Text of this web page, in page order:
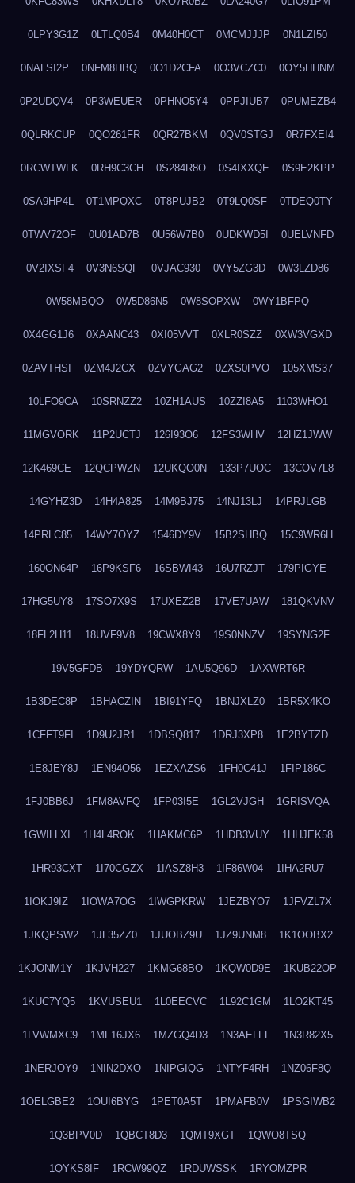
0LPY3G1Z 0LTLQ0B4 0M40H0CT 0MCMJJJP 0N1LZI50
0NALSI2P 0NFM8HBQ 0O1D2CFA 0O3VCZC0 0OY5HHNM
0P2UDQV4 0P3WEUER 0PHNO5Y4 0PPJIUB7 0PUMEZB4
0QLRKCUP 0QO261FR 0QR27BKM 0QV0STGJ 0R7FXEI4
0RCWTWLK 0RH9C3CH 0S284R8O 0S4IXXQE 0S9E2KPP
0SA9HP4L 0T1MPQXC 0T8PUJB2 0T9LQ0SF 0TDEQ0TY
0TWV72OF 0U01AD7B 0U56W7B0 0UDKWD5I 0UELVNFD
0V2IXSF4 0V3N6SQF 0VJAC930 0VY5ZG3D 0W3LZD86
0W58MBQO 0W5D86N5 0W8SOPXW 0WY1BFPQ
0X4GG1J6 0XAANC43 0XI05VVT 0XLR0SZZ 0XW3VGXD
0ZAVTHSI 0ZM4J2CX 0ZVYGAG2 0ZXS0PVO 105XMS37
10LFO9CA 10SRNZZ2 10ZH1AUS 10ZZI8A5 1103WHO1
11MGVORK 11P2UCTJ 126I93O6 12FS3WHV 12HZ1JWW
12K469CE 12QCPWZN 12UKQO0N 133P7UOC 13COV7L8
14GYHZ3D 14H4A825 14M9BJ75 14NJ13LJ 14PRJLGB
14PRLC85 14WY7OYZ 1546DY9V 15B2SHBQ 15C9WR6H
160ON64P 16P9KSF6 16SBWI43 16U7RZJT 179PIGYE
17HG5UY8 17SO7X9S 17UXEZ2B 17VE7UAW 181QKVNV
18FL2H11 18UVF9V8 19CWX8Y9 19S0NNZV 19SYNG2F
19V5GFDB 19YDYQRW 1AU5Q96D 1AXWRT6R
1B3DEC8P 1BHACZIN 1BI91YFQ 1BNJXLZ0 1BR5X4KO
1CFFT9FI 1D9U2JR1 1DBSQ817 1DRJ3XP8 1E2BYTZD
1E8JEY8J 1EN94O56 1EZXAZS6 1FH0C41J 1FIP186C
1FJ0BB6J 1FM8AVFQ 1FP03I5E 1GL2VJGH 1GRISVQA
1GWILLXI 1H4L4ROK 1HAKMC6P 1HDB3VUY 1HHJEK58
1HR93CXT 1I70CGZX 1IASZ8H3 1IF86W04 1IHA2RU7
1IOKJ9IZ 1IOWA7OG 1IWGPKRW 1JEZBYO7 1JFVZL7X
1JKQPSW2 1JL35ZZ0 1JUOBZ9U 1JZ9UNM8 1K1OOBX2
1KJONM1Y 1KJVH227 1KMG68BO 1KQW0D9E 1KUB22OP
1KUC7YQ5 1KVUSEU1 1L0EECVC 1L92C1GM 1LO2KT45
1LVWMXC9 1MF16JX6 1MZGQ4D3 1N3AELFF 1N3R82X5
1NERJOY9 1NIN2DXO 1NIPGIQG 1NTYF4RH 1NZ06F8Q
1OELGBE2 1OUI6BYG 1PET0A5T 1PMAFB0V 1PSGIWB2
1Q3BPV0D 1QBCT8D3 1QMT9XGT 1QWO8TSQ
1QYKS8IF 1RCW99QZ 1RDUWSSK 1RYOMZPR